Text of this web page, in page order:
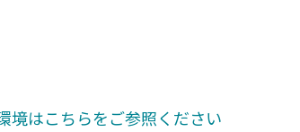
はこちらをご参照ください